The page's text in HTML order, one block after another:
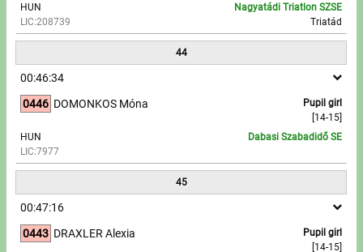
HUN
LIC:208739
Nagyatádi Triatlon SZSE
Triatád
44
00:46:34
0446
Pupil girl
[14-15]
DOMONKOS Móna
HUN
LIC:7977
Dabasi Szabadidő SE
45
00:47:16
0443
Pupil girl
[14-15]
DRAXLER Alexia